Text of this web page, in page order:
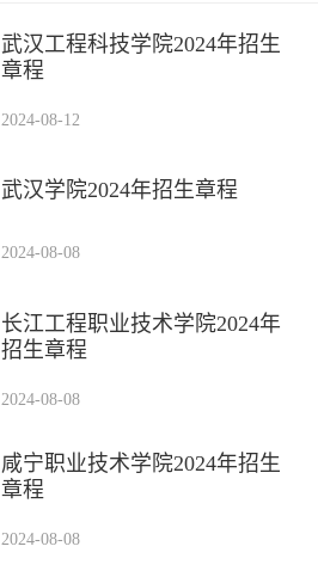
武汉工程科技学院2024年招生
章程
2024-08-12
武汉学院2024年招生章程
2024-08-08
长江工程职业技术学院2024年
招生章程
2024-08-08
咸宁职业技术学院2024年招生
章程
2024-08-08